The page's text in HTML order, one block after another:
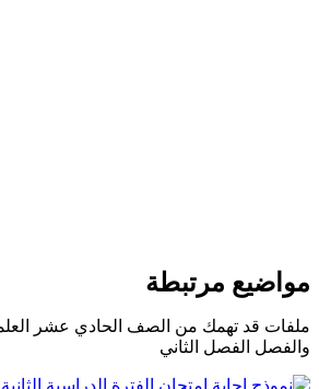
مواضيع مرتبطة
ملفات قد تهمك من الصف الحادي عشر
والفصل الفصل الثاني